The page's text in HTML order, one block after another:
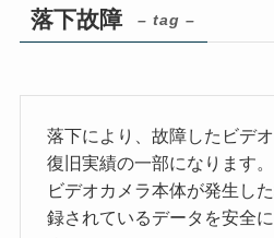
落下故障 – tag –
落下により、故障したビデ
復旧実績の一部になります。
ビデオカメラ本体が発生し
録されているデータを安全